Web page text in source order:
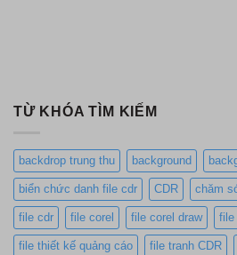
TỪ KHÓA TÌM KIẾM
backdrop trung thu background
biển chức danh file cdr CDR chăm
file cdr file corel file corel draw file
file thiết kế quảng cáo file tranh CDR